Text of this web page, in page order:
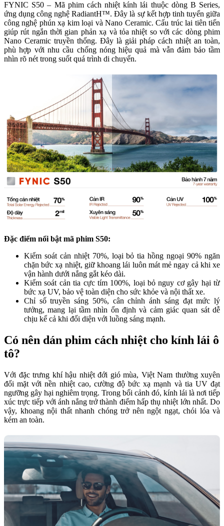
FYNIC S50 – Mã phim cách nhiệt kính lái thuộc dòng B Series,
ứng dụng công nghệ RadiantH™. Đây là sự kết hợp tinh tuyển giữa
công nghệ phún xạ kim loại và Nano Ceramic. Cấu trúc lai tiên tiến
giúp rút ngắn thời gian phản xạ và tỏa nhiệt so với các dòng phim
Nano Ceramic truyền thống. Đây là giải pháp cách nhiệt an toàn,
phù hợp với nhu cầu chống nóng hiệu quả mà vẫn đảm bảo tầm
nhìn rõ nét trong suốt quá trình di chuyển.
Đặc điểm nổi bật mã phim S50:
Kiểm soát cản nhiệt 70%, loại bỏ tia hồng ngoại 90% ngăn
chặn bức xạ nhiệt, giữ khoang lái luôn mát mẻ ngay cả khi xe
vận hành dưới nắng gắt kéo dài.
Kiểm soát cản tia cực tím 100%, loại bỏ nguy cơ gây hại từ
bức xạ UV, bảo vệ toàn diện cho sức khỏe và nội thất xe.
Chỉ số truyền sáng 50%, cân chỉnh ánh sáng đạt mức lý
tưởng, mang lại tầm nhìn ổn định và cảm giác quan sát dễ
chịu kể cả khi đối diện với luồng sáng mạnh.
Có nên dán phim cách nhiệt cho kính lái ô
tô?
Với đặc trưng khí hậu nhiệt đới gió mùa, Việt Nam thường xuyên
đối mặt với nền nhiệt cao, cường độ bức xạ mạnh và tia UV đạt
ngưỡng gây hại nghiêm trọng. Trong bối cảnh đó, kính lái là nơi tiếp
xúc trực tiếp với ánh nắng trở thành điểm hấp thụ nhiệt lớn nhất. Do
vậy, khoang nội thất nhanh chóng trở nên ngột ngạt, chói lóa và
kém an toàn.